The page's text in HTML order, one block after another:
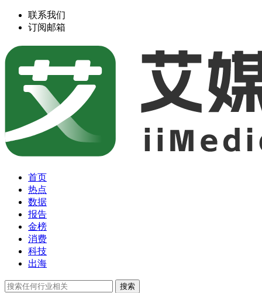
联系我们
订阅邮箱
首页
热点
数据
报告
金榜
消费
科技
出海
搜索